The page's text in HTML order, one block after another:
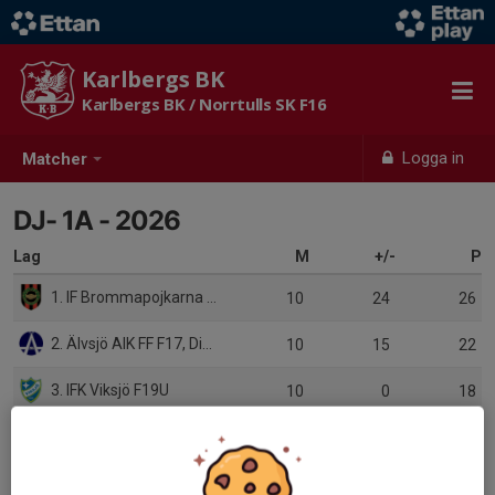
Matcher Logga in
Karlbergs BK
Karlbergs BK / Norrtulls SK F16
DJ- 1A - 2026
Lag M +/- P
1. IF Brommapojkarna F10U 10 24 26
2. Älvsjö AIK FF F17, Div 1 10 15 22
3. IFK Viksjö F19U 10 0 18
5. Djurgårdens IF FF DJ-1 Gul 10